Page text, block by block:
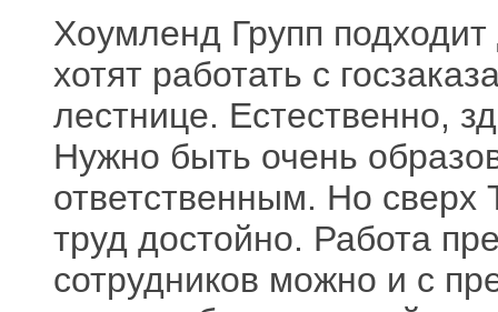
Хоумленд Групп
хотят работать с
лестнице. Естественно,
Нужно быть очень
ответственным. Но
труд достойно. Работа
сотрудников можно и с